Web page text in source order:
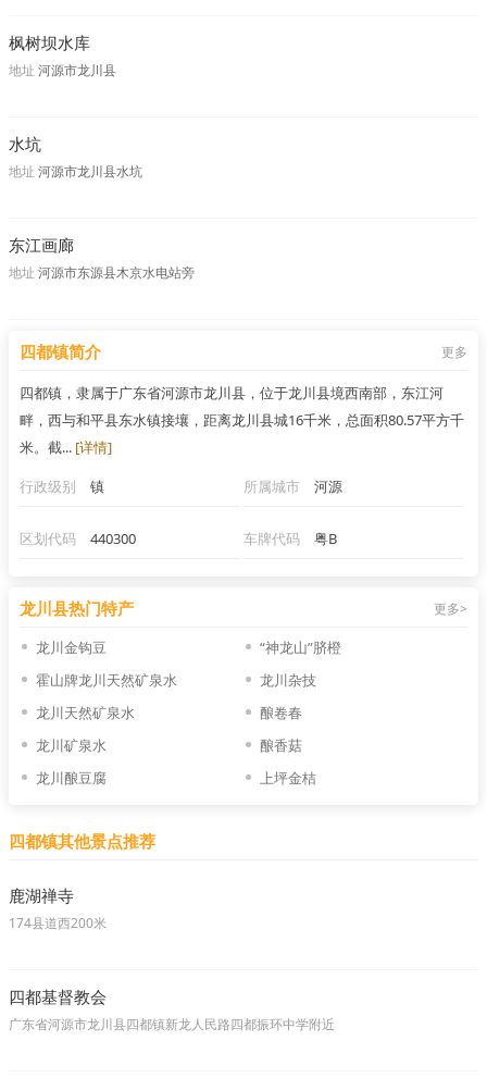
枫树坝水库
地址 河源市龙川县
水坑
地址 河源市龙川县水坑
东江画廊
地址 河源市东源县木京水电站旁
四都镇简介 更多
四都镇，隶属于广东省河源市龙川县，位于龙川县境西南部，东江河
畔，西与和平县东水镇接壤，距离龙川县城16千米，总面积80.57平方千
米。截... [详情]
行政级别
镇 所属城市 河源
区划代码 440300 车牌代码 粤B
龙川县热门特产 更多>
龙川金钩豆
“神龙山”脐橙
霍山牌龙川天然矿泉水
龙川杂技
龙川天然矿泉水
酿卷春
龙川矿泉水
酿香菇
龙川酿豆腐
上坪金桔
四都镇其他景点推荐
鹿湖禅寺
174县道西200米
四都基督教会
广东省河源市龙川县四都镇新龙人民路四都振环中学附近